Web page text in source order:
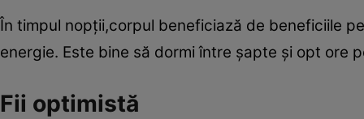
În timpul nopţii,corpul beneficiază de beneficiile
energie. Este bine să dormi între şapte şi opt ore
Fii optimistă